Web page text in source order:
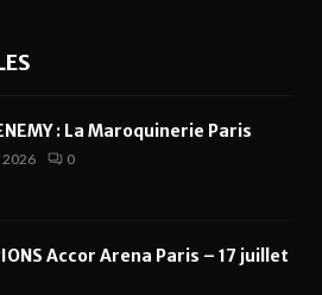
: La Maroquinerie Paris
2026 0
Accor Arena Paris – 17 juillet